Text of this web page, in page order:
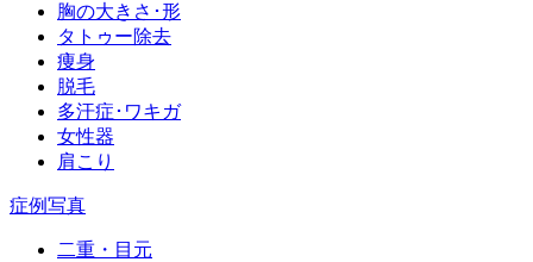
胸の大きさ･形
タトゥー除去
痩身
脱毛
多汗症･ワキガ
女性器
肩こり
症例写真
二重・目元